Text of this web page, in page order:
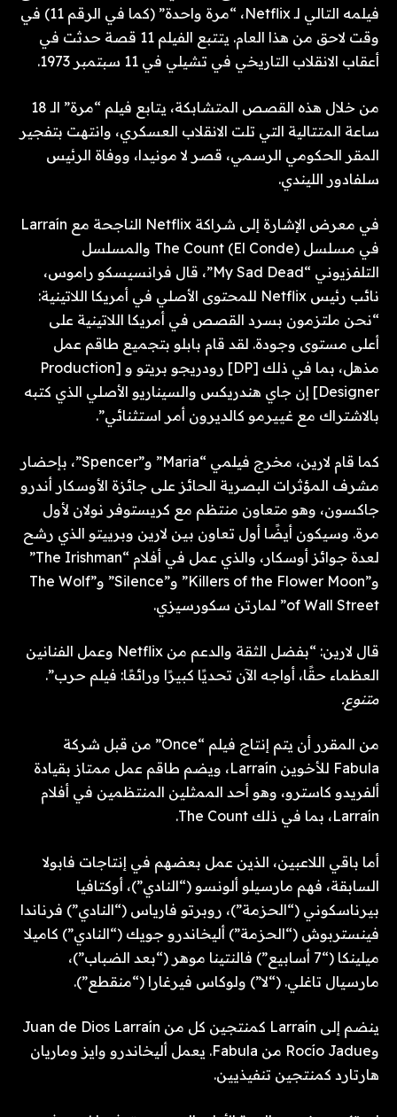
فيلمه التالي لـ Netflix، “مرة واحدة” (كما في الرقم 11) في
وقت لاحق من هذا العام. يتتبع الفيلم 11 قصة حدثت في
أعقاب الانقلاب التاريخي في تشيلي في 11 سبتمبر 1973.
من خلال هذه القصص المتشابكة، يتابع فيلم “مرة” الـ 18
ساعة المتتالية التي تلت الانقلاب العسكري، وانتهت بتفجير
المقر الحكومي الرسمي، قصر لا مونيدا، ووفاة الرئيس
سلفادور الليندي.
في معرض الإشارة إلى شراكة Netflix الناجحة مع Larraín
في مسلسل The Count (El Conde) والمسلسل
التلفزيوني “My Sad Dead”، قال فرانسيسكو راموس،
نائب رئيس Netflix للمحتوى الأصلي في أمريكا اللاتينية:
“نحن ملتزمون بسرد القصص في أمريكا اللاتينية على
أعلى مستوى وجودة. لقد قام بابلو بتجميع طاقم عمل
مذهل، بما في ذلك [DP] رودريجو بريتو و [Production
Designer] إن جاي هندريكس والسيناريو الأصلي الذي كتبه
بالاشتراك مع غييرمو كالديرون أمر استثنائي”.
كما قام لارين، مخرج فيلمي “Maria” و”Spencer”، بإحضار
مشرف المؤثرات البصرية الحائز على جائزة الأوسكار أندرو
جاكسون، وهو متعاون منتظم مع كريستوفر نولان لأول
مرة. وسيكون أيضًا أول تعاون بين لارين وبرييتو الذي رشح
لعدة جوائز أوسكار، والذي عمل في أفلام “The Irishman”
و”Killers of the Flower Moon” و”Silence” و”The Wolf
of Wall Street” لمارتن سكورسيزي.
قال لارين: “بفضل الثقة والدعم من Netflix وعمل الفنانين
العظماء حقًا، أواجه الآن تحديًا كبيرًا ورائعًا: فيلم حرب”.
متنوع.
من المقرر أن يتم إنتاج فيلم “Once” من قبل شركة
Fabula للأخوين Larraín، ويضم طاقم عمل ممتاز بقيادة
ألفريدو كاسترو، وهو أحد الممثلين المنتظمين في أفلام
Larraín، بما في ذلك The Count.
أما باقي اللاعبين، الذين عمل بعضهم في إنتاجات فابولا
السابقة، فهم مارسيلو ألونسو (“النادي”)، أوكتافيا
بيرناسكوني (“الحزمة”)، روبرتو فارياس (“النادي”) فرناندا
فينستربوش (“الحزمة”) أليخاندرو جويك (“النادي”) كاميلا
ميلينكا (“7 أسابيع”) فالنتينا موهر (“بعد الضباب”)،
مارسيال تاغلي. (“لا”) ولوكاس فيرغارا (“منقطع”).
ينضم إلى Larraín كمنتجين كل من Juan de Dios Larraín
وRocío Jadue من Fabula. يعمل أليخاندرو وايز وماريان
هارتارد كمنتجين تنفيذيين.